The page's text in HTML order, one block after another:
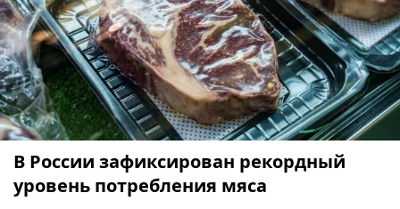
В России зафиксирован рекордный
уровень потребления мяса